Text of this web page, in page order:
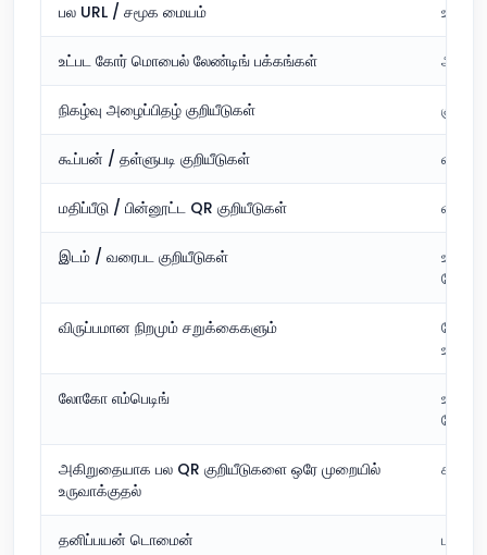
பல URL / சமூக மையம்
உட்பட கோர் மொபைல் லேண்டிங் பக்கங்கள்
நிகழ்வு அழைப்பிதழ் குறியீடுகள்
கூப்பன் / தள்ளுபடி குறியீடுகள்
மதிப்பீடு / பின்னூட்ட QR குறியீடுகள்
இடம் / வரைபட குறியீடுகள்
விருப்பமான நிறமும் சறுக்கைகளும்
லோகோ எம்பெடிங்
அகிறுதையாக பல QR குறியீடுகளை ஒரே முறையில்
உருவாக்குதல்
தனிப்பயன் டொமைன் பணம்